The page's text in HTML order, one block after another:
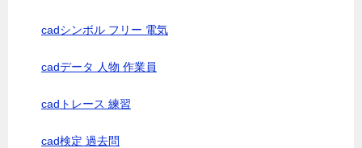
cadシンボル フリー 電気
cadデータ 人物 作業員
cadトレース 練習
cad検定 過去問